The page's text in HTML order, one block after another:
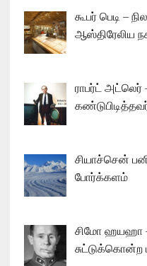
கூபர் பெடி –
ஆஸ்திரேலிய
ராபர்ட்
சியாச்சென்
போர்க்களம்
சிமோ ஹயஹா –
சுட்டுக்கொன்ற